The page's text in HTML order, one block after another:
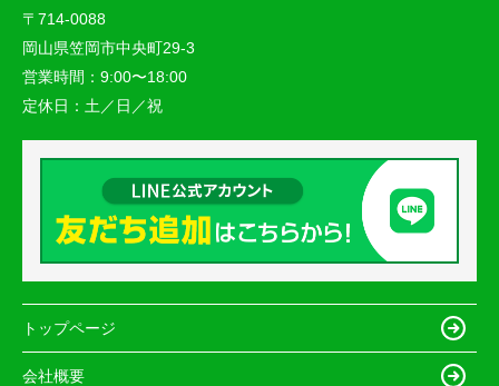
〒714-0088
岡山県笠岡市中央町29-3
営業時間： 9:00〜18:00
定休日： 土／日／祝
トップページ
会社概要